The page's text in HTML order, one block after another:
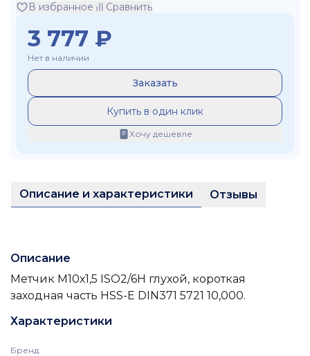
В избранное Сравнить
3 777 ₽
Нет в наличии
Заказать
Купить в один клик
Хочу дешевле
Описание и характеристики Отзывы
Описание
Метчик М10х1,5 ISO2/6H глухой, короткая
заходная часть HSS-E DIN371 5721 10,000.
Характеристики
Бренд: